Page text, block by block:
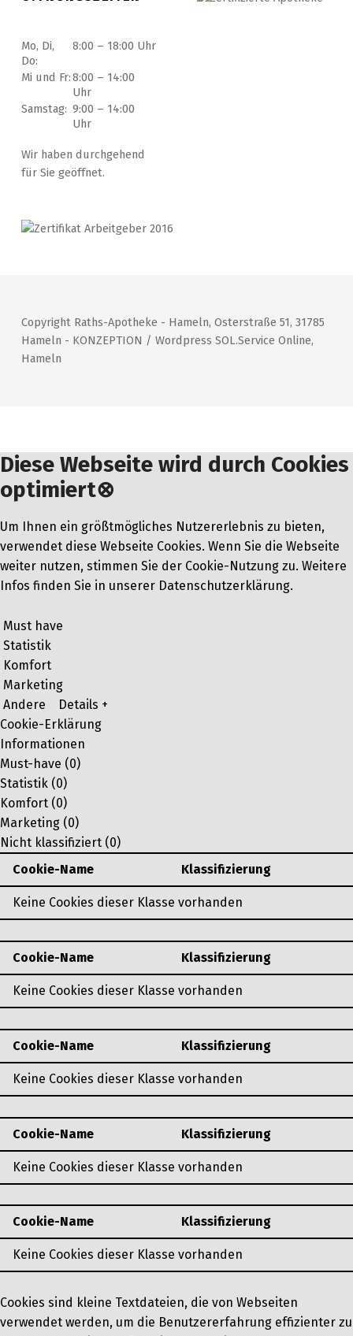
Mo, Di,
Do:
8:00 – 18:00 Uhr
Mi und Fr:8:00 – 14:00
Uhr
Samstag: 9:00 – 14:00
Uhr
Wir haben durchgehend
für Sie geöffnet.
Copyright Raths-Apotheke - Hameln, Osterstraße 51, 31785
Hameln - KONZEPTION / Wordpress SOL.Service Online,
Hameln
Diese Webseite wird durch Cookies
optimiert⊗
Um Ihnen ein größtmögliches Nutzererlebnis zu bieten,
verwendet diese Webseite Cookies. Wenn Sie die Webseite
weiter nutzen, stimmen Sie der Cookie-Nutzung zu. Weitere
Infos finden Sie in unserer Datenschutzerklärung.
Must have
Statistik
Komfort
Marketing
Andere
Details +
Cookie-Erklärung
Informationen
Must-have (0)
Statistik (0)
Komfort (0)
Marketing (0)
Nicht klassifiziert (0)
Cookie-Name
Klassifizierung
Keine Cookies dieser Klasse vorhanden
Cookie-Name Klassifizierung
Keine Cookies dieser Klasse vorhanden
Cookie-Name Klassifizierung
Keine Cookies dieser Klasse vorhanden
Cookie-Name Klassifizierung
Keine Cookies dieser Klasse vorhanden
Cookie-Name Klassifizierung
Keine Cookies dieser Klasse vorhanden
Cookies sind kleine Textdateien, die von Webseiten
verwendet werden, um die Benutzererfahrung effizienter zu